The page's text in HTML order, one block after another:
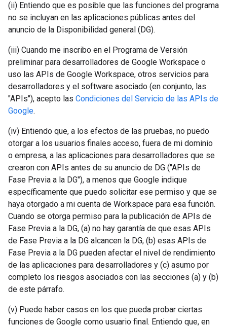
(ii) Entiendo que es posible que las funciones del programa
no se incluyan en las aplicaciones públicas antes del
anuncio de la Disponibilidad general (DG).
(iii) Cuando me inscribo en el Programa de Versión
preliminar para desarrolladores de Google Workspace o
uso las APIs de Google Workspace, otros servicios para
desarrolladores y el software asociado (en conjunto, las
"APIs"), acepto las Condiciones del Servicio de las APIs de
Google.
(iv) Entiendo que, a los efectos de las pruebas, no puedo
otorgar a los usuarios finales acceso, fuera de mi dominio
o empresa, a las aplicaciones para desarrolladores que se
crearon con APIs antes de su anuncio de DG ("APIs de
Fase Previa a la DG"), a menos que Google indique
específicamente que puedo solicitar ese permiso y que se
haya otorgado a mi cuenta de Workspace para esa función.
Cuando se otorga permiso para la publicación de APIs de
Fase Previa a la DG, (a) no hay garantía de que esas APIs
de Fase Previa a la DG alcancen la DG, (b) esas APIs de
Fase Previa a la DG pueden afectar el nivel de rendimiento
de las aplicaciones para desarrolladores y (c) asumo por
completo los riesgos asociados con las secciones (a) y (b)
de este párrafo.
(v) Puede haber casos en los que pueda probar ciertas
funciones de Google como usuario final. Entiendo que, en